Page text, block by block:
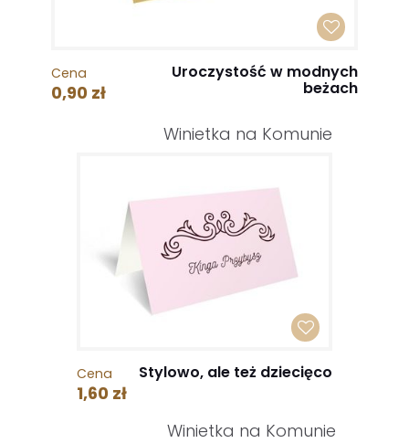
Cena
0,90 zł
Uroczystość w modnych
beżach
Winietka na Komunie
Cena
1,60 zł
Stylowo, ale też dziecięco
Winietka na Komunie